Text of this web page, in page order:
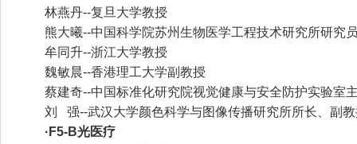
林燕丹--复旦大学教授
熊大曦--中国科学院苏州生物医学工程技术研究所研究
牟同升--浙江大学教授
魏敏晨--香港理工大学副教授
蔡建奇--中国标准化研究院视觉健康与安全防护实验室
刘 强--武汉大学颜色科学与图像传播研究所所长、副
·F5-B光医疗